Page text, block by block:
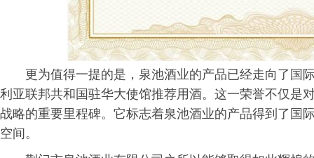
更为值得一提的是，泉池酒业的产品已经走向了国
利亚联邦共和国驻华大使馆推荐用酒。这一荣誉不仅是
战略的重要里程碑。它标志着泉池酒业的产品得到了国
空间。